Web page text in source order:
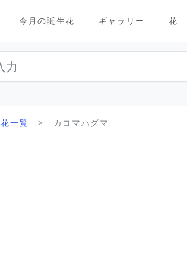
今月の誕生花 ギャラリー 花
花一覧 カコマハグマ